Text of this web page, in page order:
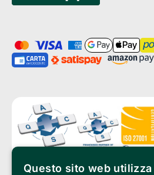
Questo sito web utilizza